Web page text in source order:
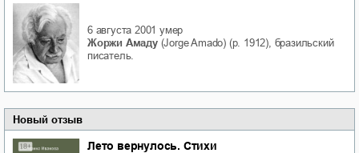
6 августа 2001 умер
Жоржи Амаду(Jorge Amado) (р. 1912), бразильский
писатель.
Новый отзыв
Лето вернулось. Стихи